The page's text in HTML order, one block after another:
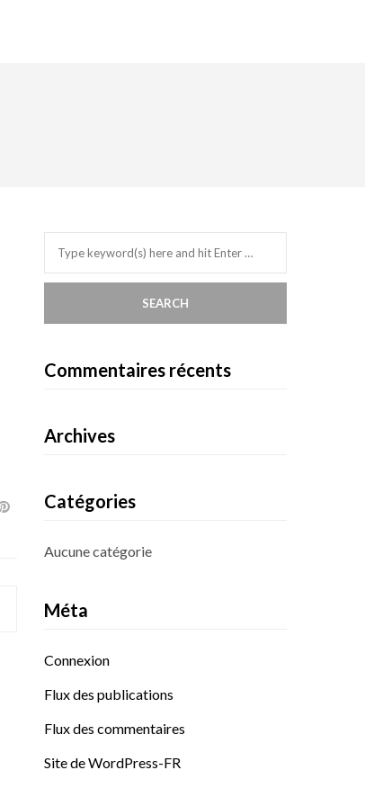
Commentaires récents
Archives
Catégories
Aucune catégorie
Méta
Connexion
Flux des publications
Flux des commentaires
Site de WordPress-FR